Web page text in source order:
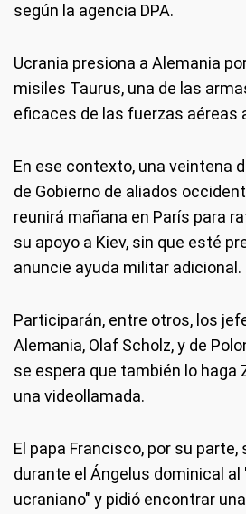
según la agencia DPA.
Ucrania presiona a Alemania
misiles Taurus, una de las
eficaces de las fuerzas aéreas
En ese contexto, una veintena
de Gobierno de aliados
reunirá mañana en París para
su apoyo a Kiev, sin que esté
anuncie ayuda militar adicional.
Participarán, entre otros, los
Alemania, Olaf Scholz, y de
se espera que también lo haga
una videollamada.
El papa Francisco, por su parte,
durante el Ángelus dominical
ucraniano" y pidió encontrar